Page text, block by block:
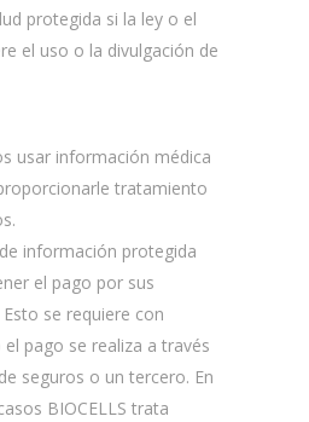
protegida si la ley o el
el uso o la divulgación de
usar información médica
tratamiento
información protegida
el pago por sus
se requiere con
pago se realiza a través
seguros o un tercero. En
BIOCELLS trata